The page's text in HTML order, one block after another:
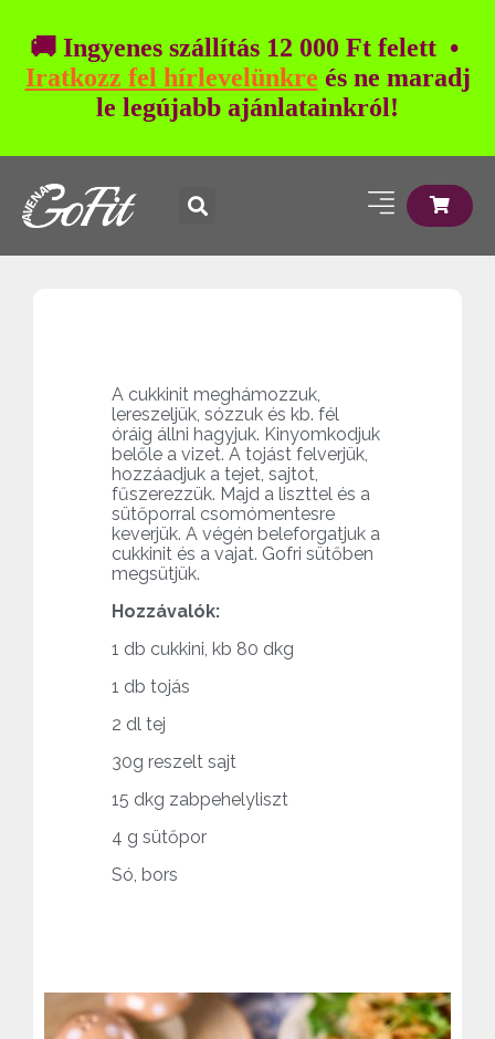
🚚 Ingyenes szállítás 12 000 Ft felett •
Iratkozz fel hírlevelünkre és ne maradj
le legújabb ajánlatainkról!
A cukkinit meghámozzuk,
lereszeljük, sózzuk és kb. fél
óráig állni hagyjuk. Kinyomkodjuk
belőle a vizet. A tojást felverjük,
hozzáadjuk a tejet, sajtot,
fűszerezzük. Majd a liszttel és a
sütőporral csomómentesre
keverjük. A végén beleforgatjuk a
cukkinit és a vajat. Gofri sütőben
megsütjük.
Hozzávalók:
1 db cukkini, kb 80 dkg
1 db tojás
2 dl tej
30g reszelt sajt
15 dkg zabpehelyliszt
4 g sütőpor
Só, bors